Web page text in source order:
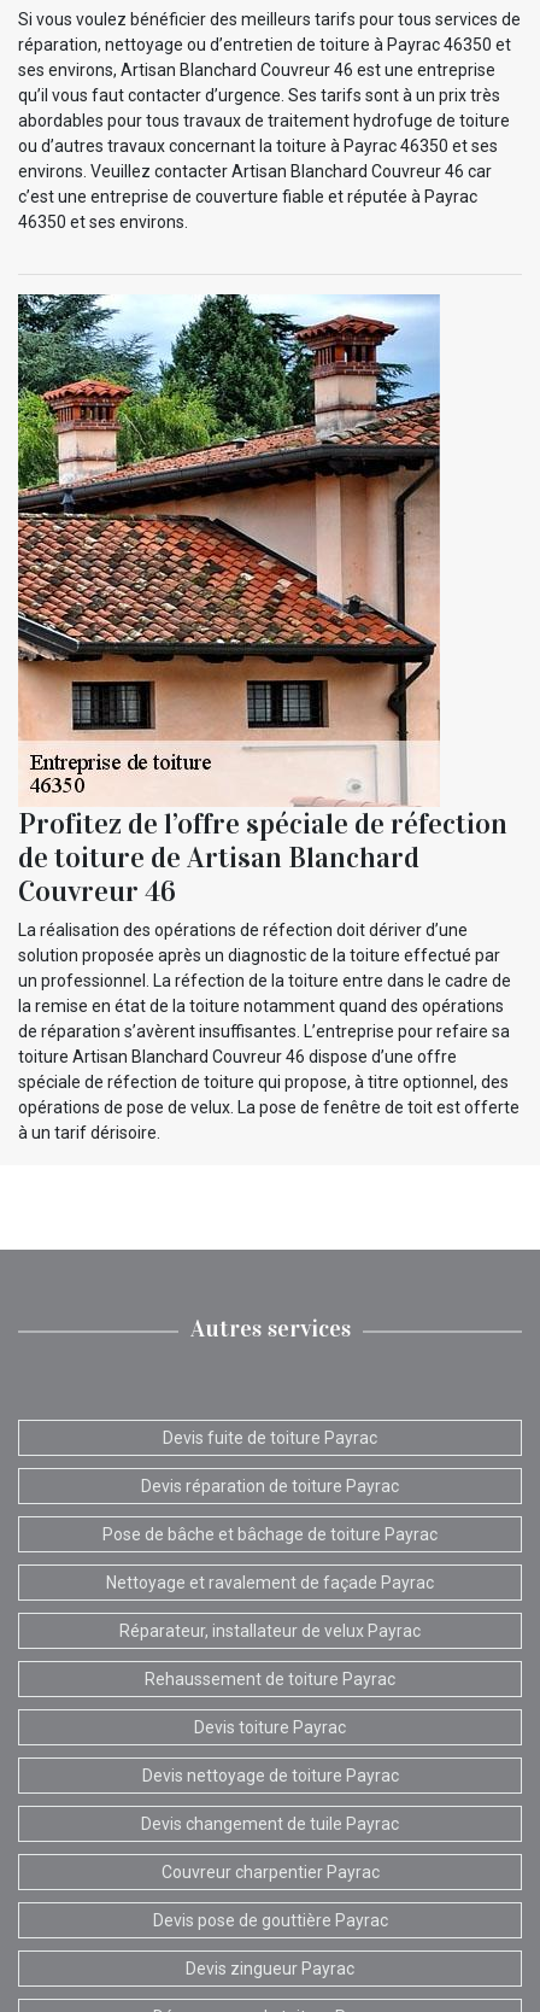
Si vous voulez bénéficier des meilleurs tarifs pour tous services de
réparation, nettoyage ou d’entretien de toiture à Payrac 46350 et
ses environs, Artisan Blanchard Couvreur 46 est une entreprise
qu’il vous faut contacter d’urgence. Ses tarifs sont à un prix très
abordables pour tous travaux de traitement hydrofuge de toiture
ou d’autres travaux concernant la toiture à Payrac 46350 et ses
environs. Veuillez contacter Artisan Blanchard Couvreur 46 car
c’est une entreprise de couverture fiable et réputée à Payrac
46350 et ses environs.
Profitez de l’offre spéciale de réfection
de toiture de Artisan Blanchard
Couvreur 46
La réalisation des opérations de réfection doit dériver d’une
solution proposée après un diagnostic de la toiture effectué par
un professionnel. La réfection de la toiture entre dans le cadre de
la remise en état de la toiture notamment quand des opérations
de réparation s’avèrent insuffisantes. L’entreprise pour refaire sa
toiture Artisan Blanchard Couvreur 46 dispose d’une offre
spéciale de réfection de toiture qui propose, à titre optionnel, des
opérations de pose de velux. La pose de fenêtre de toit est offerte
à un tarif dérisoire.
Autres services
Devis fuite de toiture Payrac
Devis réparation de toiture Payrac
Pose de bâche et bâchage de toiture Payrac
Nettoyage et ravalement de façade Payrac
Réparateur, installateur de velux Payrac
Rehaussement de toiture Payrac
Devis toiture Payrac
Devis nettoyage de toiture Payrac
Devis changement de tuile Payrac
Couvreur charpentier Payrac
Devis pose de gouttière Payrac
Devis zingueur Payrac